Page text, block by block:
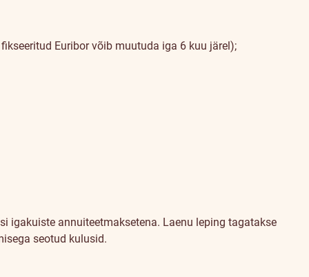
Euribor võib muutuda iga 6 kuu järel);
igakuiste annuiteetmaksetena. Laenu leping tagatakse
seotud kulusid.